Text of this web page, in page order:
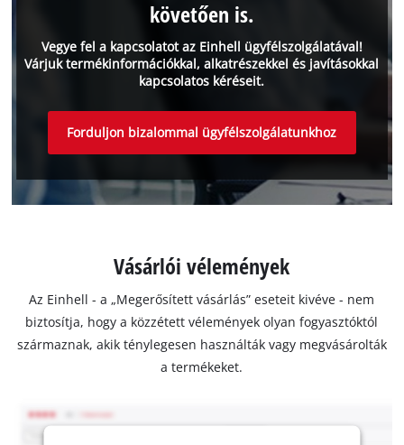
Vegye fel a kapcsolatot az Einhell ügyfélszolgálatával!
Várjuk termékinformációkkal, alkatrészekkel és javításokkal
kapcsolatos kéréseit.
követően is.
Forduljon bizalommal ügyfélszolgálatunkhoz
Vásárlói vélemények
Az Einhell - a „Megerősített vásárlás” eseteit kivéve - nem
biztosítja, hogy a közzétett vélemények olyan fogyasztóktól
származnak, akik ténylegesen használták vagy megvásárolták
a termékeket.